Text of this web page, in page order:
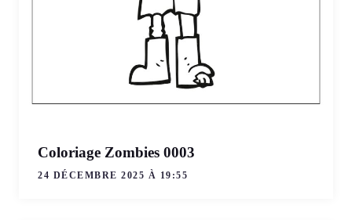
Coloriage Zombies 0003
24 DÉCEMBRE 2025 À 19:55